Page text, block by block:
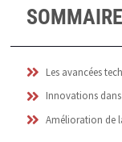
SOMMAIRE
Les avancées
Innovations
Amélioration de